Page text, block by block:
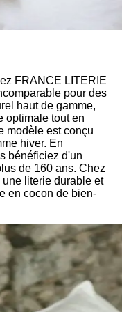
FRANCE LITERIE
pour des
haut de gamme,
optimale tout en
modèle est conçu
hiver. En
bénéficiez d'un
de 160 ans. Chez
literie durable et
en cocon de bien-